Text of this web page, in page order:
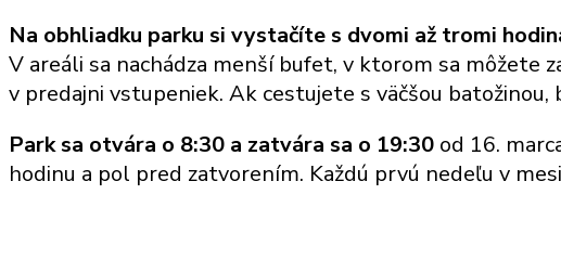
Na obhliadku parku si vystačíte s dvomi až tromi
V areáli sa nachádza menší bufet, v ktorom sa môžete
v predajni vstupeniek. Ak cestujete s väčšou
Park sa otvára o 8:30 a zatvára sa o 19:30 od 16.
hodinu a pol pred zatvorením. Každú prvú nedeľu v